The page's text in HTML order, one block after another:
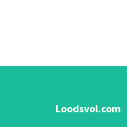
Loodsvol.com